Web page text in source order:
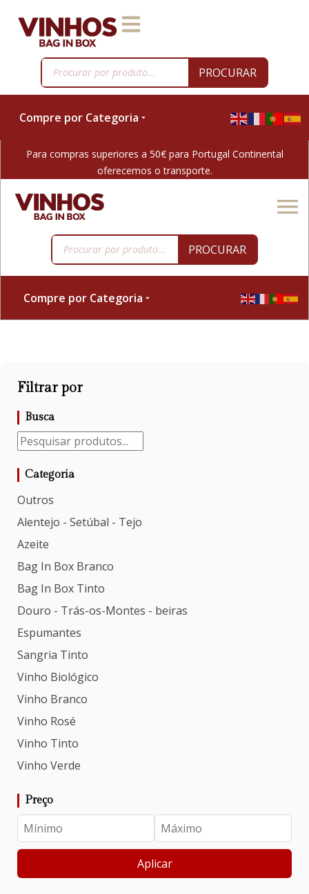
PROCURAR
Compre por Categoria
Para compras superiores a 50€ para Portugal Continental
oferecemos o transporte.
PROCURAR
Compre por Categoria
Filtrar por
Busca
Categoria
Outros
Alentejo - Setúbal - Tejo
Azeite
Bag In Box Branco
Bag In Box Tinto
Douro - Trás-os-Montes - beiras
Espumantes
Sangria Tinto
Vinho Biológico
Vinho Branco
Vinho Rosé
Vinho Tinto
Vinho Verde
Preço
Aplicar